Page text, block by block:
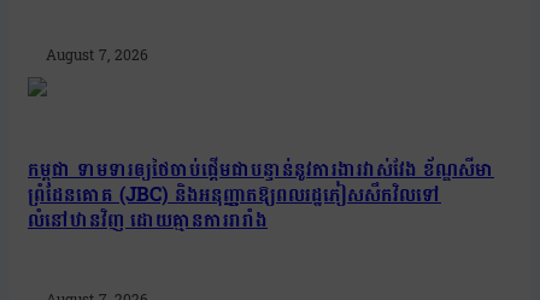
August 7, 2026
កម្ពុជា ទាមទារឲ្យថៃចាប់ផ្តើមជាបន្ទាន់នូវការងារវាស់វែង ខ័ណ្ឌសីមា
ព្រំដែនគោគ (JBC) និងអនុញ្ញាតឱ្យពលរដ្ឋភៀសសឹកវិលទៅ
លំនៅឋានវិញ ដោយគ្មានការរារាំង